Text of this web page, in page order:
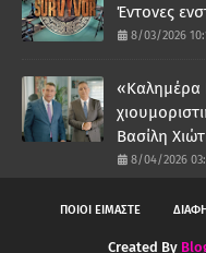
Έντονες
8/03/2026
«Καλημέρα
Βασίλη
8/04/2026
ΠΟΙΟΙ ΕΙΜΑΣΤΕ
Created By